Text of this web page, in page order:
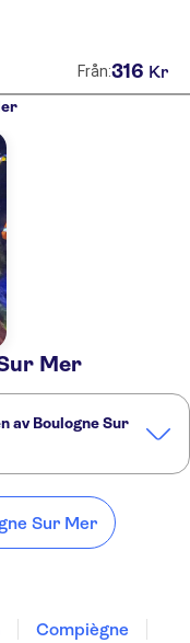
Från:316 Kr
Mer
av Boulogne Sur
Sur Mer
Compiègne